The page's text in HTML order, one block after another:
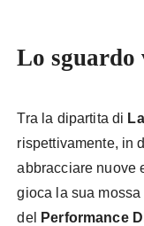
Lo sguardo
Tra la dipartita di
rispettivamente, in
abbracciare nuove
gioca la sua mossa
del
Performance